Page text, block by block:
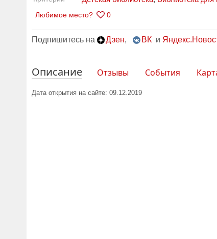
Любимое место? 0
Подпишитесь на Дзен, ВК и
Описание Отзывы События
Дата открытия на сайте: 09.12.2019